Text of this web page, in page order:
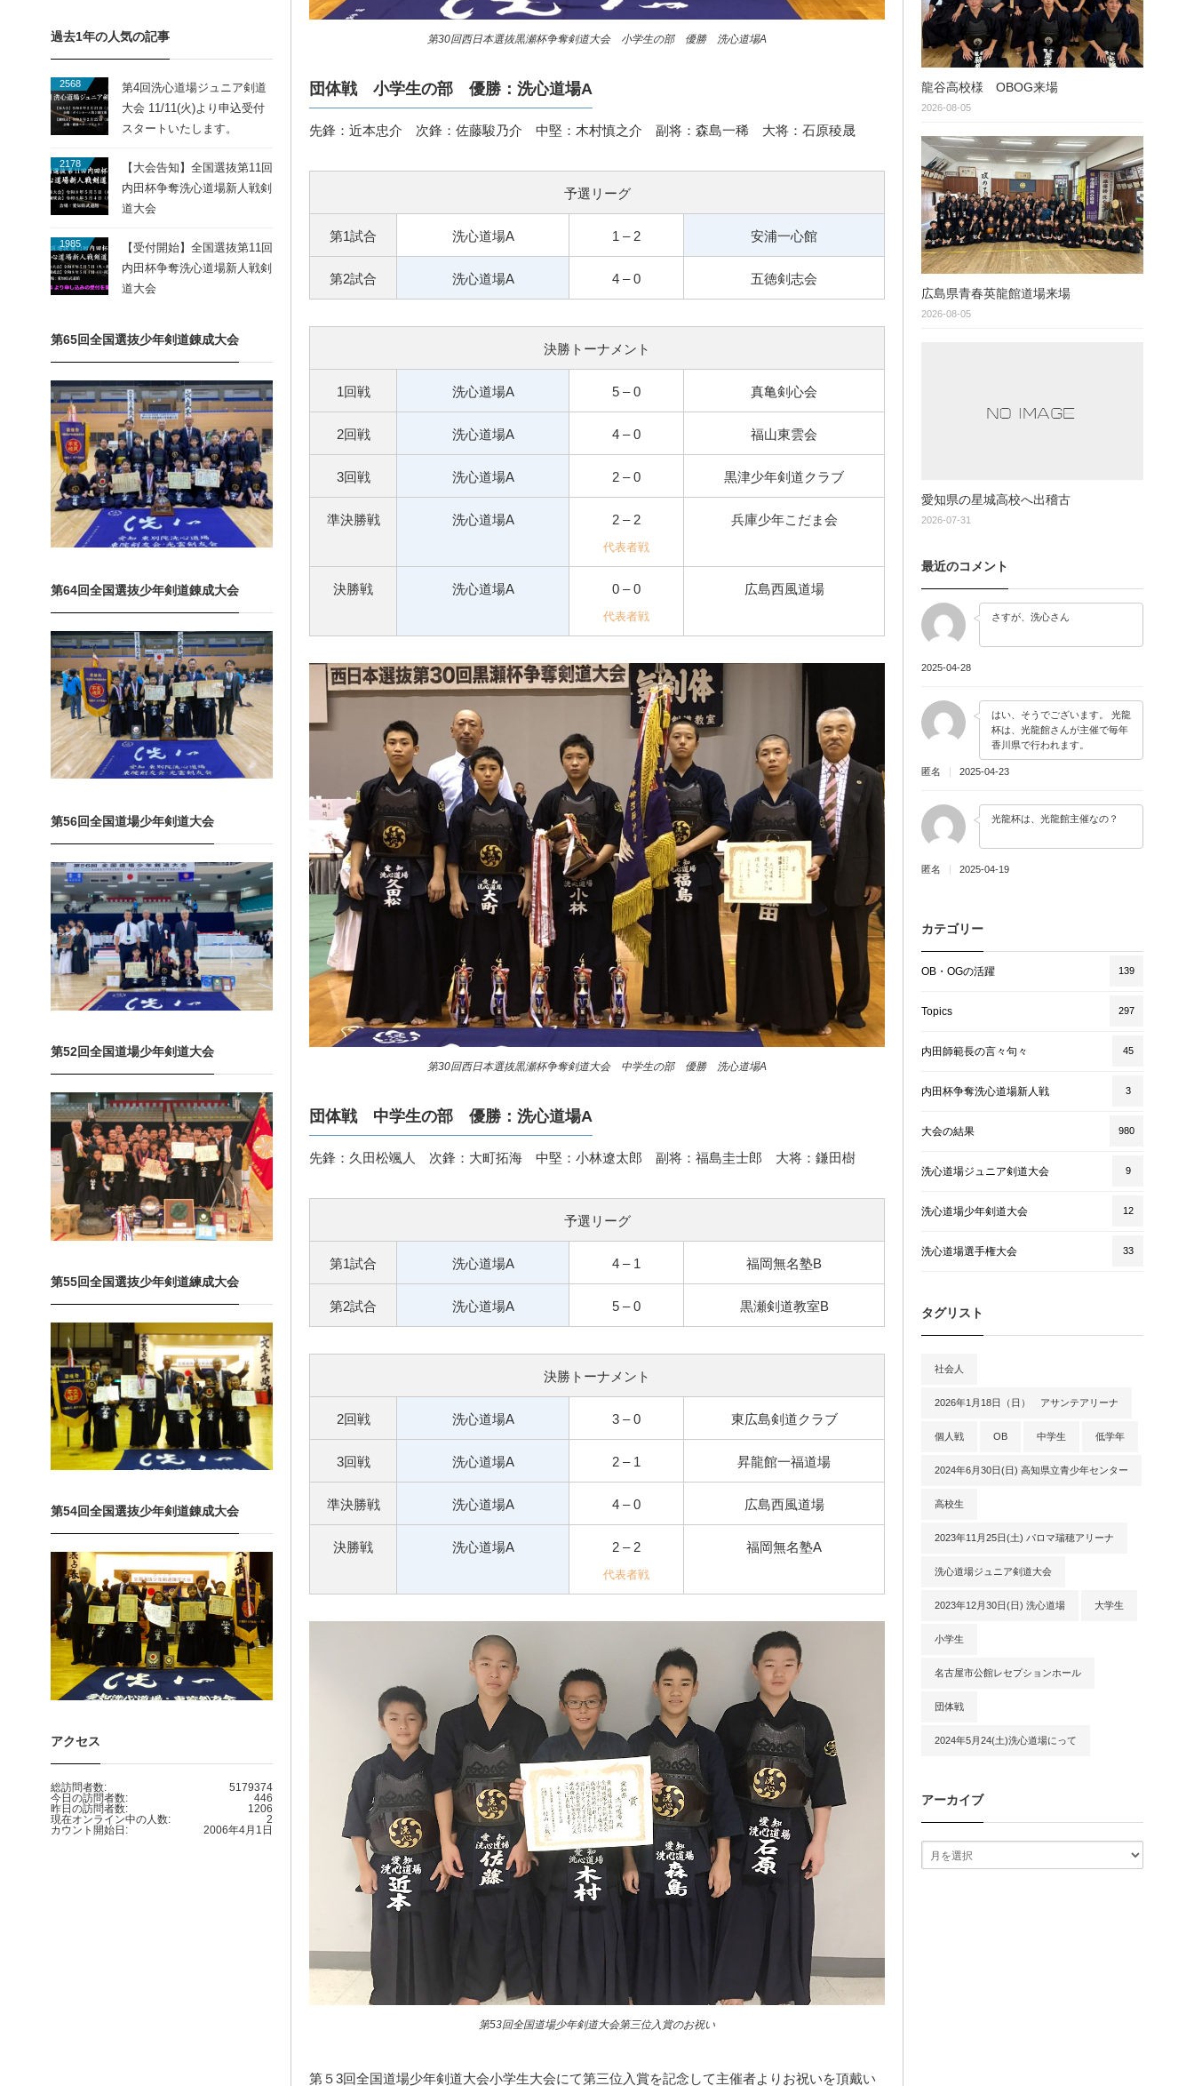
第30回西日本選抜黒瀬杯争奪剣道大会 小学生の部 優勝 洗心道場A
団体戦 小学生の部 優勝：洗心道場A
先鋒：近本忠介 次鋒：佐藤駿乃介 中堅：木村慎之介 副将：森島一稀 大将：石原稜晟
予選リーグ
第1試合 洗心道場A 1 – 2 安浦一心館
第2試合 洗心道場A 4 – 0 五徳剣志会
決勝トーナメント
1回戦 洗心道場A 5 – 0 真亀剣心会
2回戦 洗心道場A 4 – 0 福山東雲会
3回戦 洗心道場A 2 – 0 黒津少年剣道クラブ
準決勝戦 洗心道場A 2 – 2
代表者戦
兵庫少年こだま会
決勝戦 洗心道場A 0 – 0
代表者戦
広島西風道場
第30回西日本選抜黒瀬杯争奪剣道大会 中学生の部 優勝 洗心道場A
団体戦 中学生の部 優勝：洗心道場A
先鋒：久田松颯人 次鋒：大町拓海 中堅：小林遼太郎 副将：福島圭士郎 大将：鎌田樹
予選リーグ
第1試合 洗心道場A 4 – 1 福岡無名塾B
第2試合 洗心道場A 5 – 0 黒瀬剣道教室B
決勝トーナメント
2回戦 洗心道場A 3 – 0 東広島剣道クラブ
3回戦 洗心道場A 2 – 1 昇龍館一福道場
準決勝戦 洗心道場A 4 – 0 広島西風道場
決勝戦 洗心道場A 2 – 2
代表者戦
福岡無名塾A
第53回全国道場少年剣道大会第三位入賞のお祝い
第５3回全国道場少年剣道大会小学生大会にて第三位入賞を記念して主催者よりお祝いを頂戴い
過去1年の人気の記事
2568
第4回洗心道場ジュニア剣道
大会 11/11(火)より申込受付
スタートいたします。
2178
【大会告知】全国選抜第11回
内田杯争奪洗心道場新人戦剣
道大会
1985
【受付開始】全国選抜第11回
内田杯争奪洗心道場新人戦剣
道大会
第65回全国選抜少年剣道錬成大会
第64回全国選抜少年剣道錬成大会
第56回全国道場少年剣道大会
第52回全国道場少年剣道大会
第55回全国選抜少年剣道練成大会
第54回全国選抜少年剣道錬成大会
アクセス
5179374
総訪問者数:
446
今日の訪問者数:
1206
昨日の訪問者数:
2
現在オンライン中の人数:
2006年4月1日
カウント開始日:
龍谷高校様 OBOG来場
2026-08-05
広島県青春英龍館道場来場
2026-08-05
愛知県の星城高校へ出稽古
2026-07-31
最近のコメント
さすが、洗心さん
2025-04-28
はい、そうでございます。 光龍
杯は、光龍館さんが主催で毎年
香川県で行われます。
匿名 2025-04-23
光龍杯は、光龍館主催なの？
匿名 2025-04-19
カテゴリー
OB・OGの活躍 139
Topics 297
内田師範長の言々句々 45
内田杯争奪洗心道場新人戦 3
大会の結果 980
洗心道場ジュニア剣道大会 9
洗心道場少年剣道大会 12
洗心道場選手権大会 33
タグリスト
社会人
2026年1月18日（日） アサンテアリーナ
個人戦 OB 中学生 低学年
2024年6月30日(日) 高知県立青少年センター
高校生
2023年11月25日(土) パロマ瑞穂アリーナ
洗心道場ジュニア剣道大会
2023年12月30日(日) 洗心道場 大学生
小学生
名古屋市公館レセプションホール
団体戦
2024年5月24(土)洗心道場にって
アーカイブ